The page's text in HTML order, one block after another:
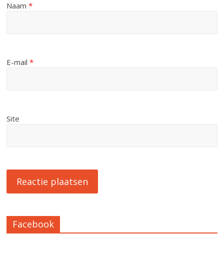
Naam*
E-mail*
Site
Facebook